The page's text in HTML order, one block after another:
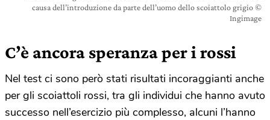
causa dell’introduzione da parte dell’uomo dello scoiattolo grigio ©
Ingimage
C’è ancora speranza per i rossi
Nel test ci sono però stati risultati incoraggianti anche
per gli scoiattoli rossi, tra gli individui che hanno avuto
successo nell’esercizio più complesso, alcuni l’hanno